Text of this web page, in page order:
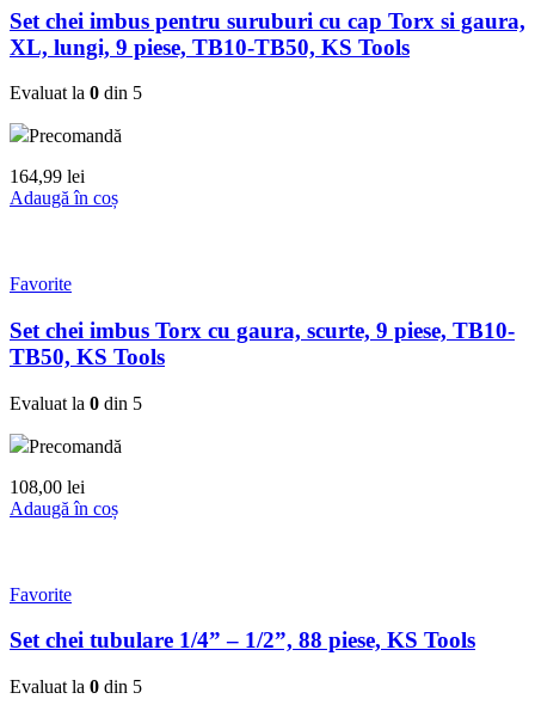
Set chei imbus pentru suruburi cu cap Torx si gaura,
XL, lungi, 9 piese, TB10-TB50, KS Tools
Evaluat la 0 din 5
Precomandă
164,99 lei
Adaugă în coș
Favorite
Set chei imbus Torx cu gaura, scurte, 9 piese, TB10-
TB50, KS Tools
Evaluat la 0 din 5
Precomandă
108,00 lei
Adaugă în coș
Favorite
Set chei tubulare 1/4” – 1/2”, 88 piese, KS Tools
Evaluat la 0 din 5